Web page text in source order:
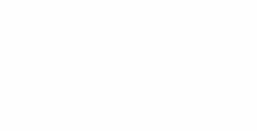
en face-à-face, mais on peut aussi se parler sans